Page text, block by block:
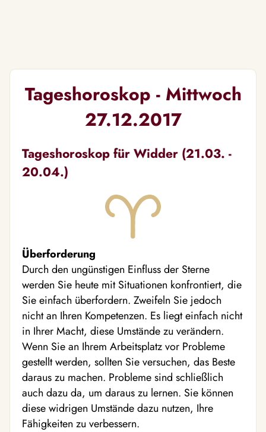
Tageshoroskop - Mittwoch
27.12.2017
Tageshoroskop für Widder (21.03. -
20.04.)
Überforderung
Durch den ungünstigen Einfluss der Sterne
werden Sie heute mit Situationen konfrontiert, die
Sie einfach überfordern. Zweifeln Sie jedoch
nicht an Ihren Kompetenzen. Es liegt einfach nicht
in Ihrer Macht, diese Umstände zu verändern.
Wenn Sie an Ihrem Arbeitsplatz vor Probleme
gestellt werden, sollten Sie versuchen, das Beste
daraus zu machen. Probleme sind schließlich
auch dazu da, um daraus zu lernen. Sie können
diese widrigen Umstände dazu nutzen, Ihre
Fähigkeiten zu verbessern.